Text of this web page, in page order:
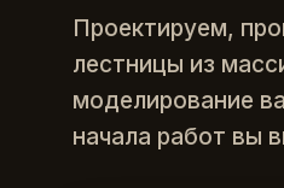
Проектируем,
лестницы из
моделирование
начала работ вы